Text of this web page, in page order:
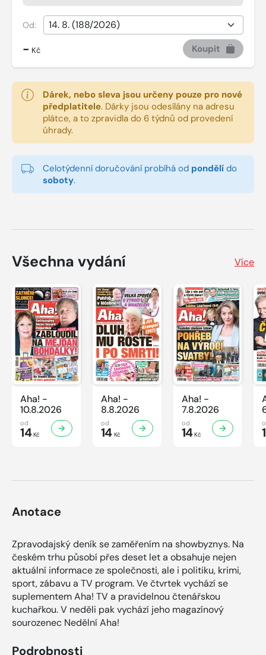
Od:
- Kč Koupit
Dárek, nebo sleva jsou určeny pouze pro nové
předplatitele. Dárky jsou odesílány na adresu
plátce, a to zpravidla do 6 týdnů od provedení
úhrady.
Celotýdenní doručování probíhá od pondělí do
soboty.
Všechna vydání Více
Aha! -
10.8.2026
od
14Kč
Aha! -
8.8.2026
od
14Kč
Aha! -
7.8.2026
od
14Kč
Anotace
Zpravodajský deník se zaměřením na showbyznys. Na
českém trhu působí přes deset let a obsahuje nejen
aktuální informace ze společnosti, ale i politiku, krimi,
sport, zábavu a TV program. Ve čtvrtek vychází se
suplementem Aha! TV a pravidelnou čtenářskou
kuchařkou. V neděli pak vychází jeho magazínový
sourozenec Nedělní Aha!
Podrobnosti